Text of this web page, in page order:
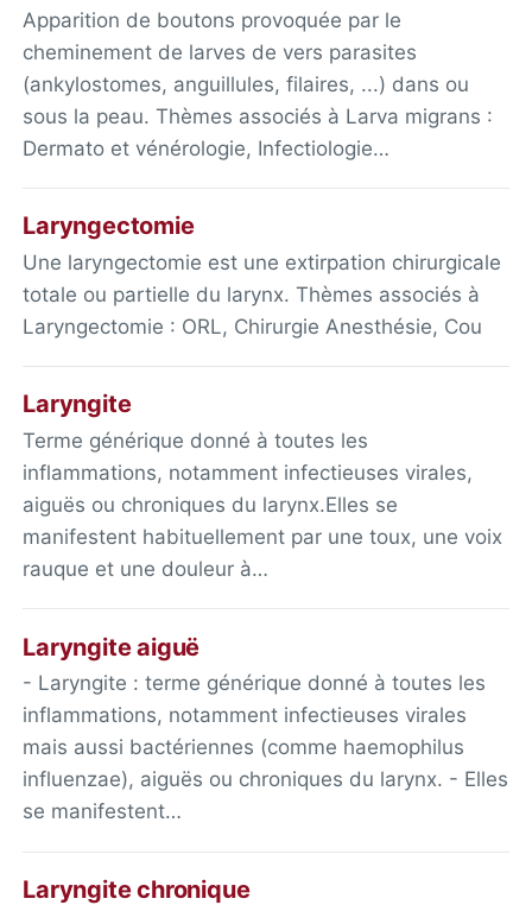
Apparition de boutons provoquée par le
cheminement de larves de vers parasites
(ankylostomes, anguillules, filaires, ...) dans ou
sous la peau. Thèmes associés à Larva migrans :
Dermato et vénérologie, Infectiologie…
Laryngectomie
Une laryngectomie est une extirpation chirurgicale
totale ou partielle du larynx. Thèmes associés à
Laryngectomie : ORL, Chirurgie Anesthésie, Cou
Laryngite
Terme générique donné à toutes les
inflammations, notamment infectieuses virales,
aiguës ou chroniques du larynx.Elles se
manifestent habituellement par une toux, une voix
rauque et une douleur à…
Laryngite aiguë
- Laryngite : terme générique donné à toutes les
inflammations, notamment infectieuses virales
mais aussi bactériennes (comme haemophilus
influenzae), aiguës ou chroniques du larynx. - Elles
se manifestent…
Laryngite chronique